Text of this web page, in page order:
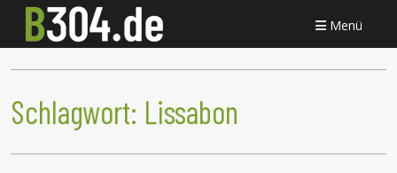
Menü
Schlagwort: Lissabon